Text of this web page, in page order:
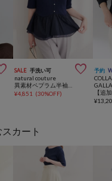
SALE 手洗い可 
natural couture
異素材ペプラム半袖ニット
¥4,851 (30%OFF)
予約
¥
カート